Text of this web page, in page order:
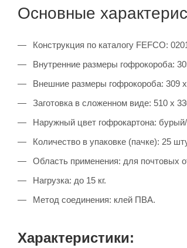
Основные
Конструкция по каталогу FEFCO:
Внутренние размеры гофрокороба:
Внешние размеры гофрокороба: 309
Заготовка в сложенном виде: 510 х
Наружный цвет гофрокартона:
Количество в упаковке (пачке): 25
Область применения: для почтовых
Нагрузка: до 15 кг.
Метод соединения: клей ПВА.
Характеристики: